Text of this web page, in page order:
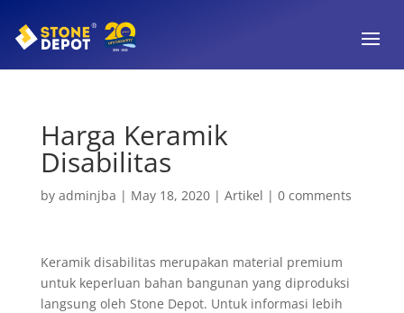
Harga Keramik
Disabilitas
by adminjba | May 18, 2020| Artikel | 0 comments
Keramik disabilitas merupakan material premium
untuk keperluan bahan bangunan yang diproduksi
langsung oleh Stone Depot. Untuk informasi lebih